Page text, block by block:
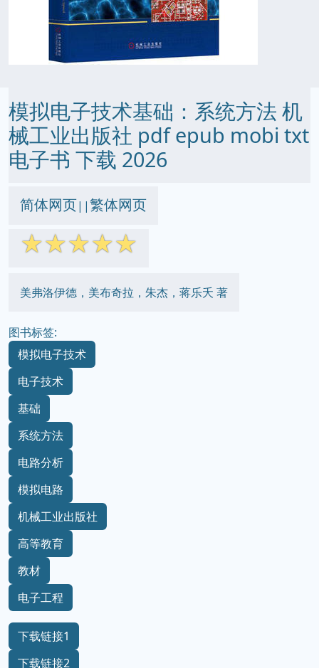
模拟电子技术基础：系统方法 机
械工业出版社 pdf epub mobi txt
电子书 下载 2026
简体网页||繁体网页
☆☆☆☆☆
美弗洛伊德，美布奇拉，朱杰，蒋乐夭 著
图书标签:
模拟电子技术
电子技术
基础
系统方法
电路分析
模拟电路
机械工业出版社
高等教育
教材
电子工程
下载链接1
下载链接2